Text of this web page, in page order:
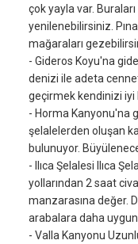
çok yayla var.
yenilenebilirsiniz.
mağaraları
- Gideros Koyu'na
denizi ile adeta
geçirmek kendinizi iyi
- Horma Kanyonu'na
şelalelerden oluşan
bulunuyor.
- Ilıca Şelalesi Ilıca
yollarından 2 saat
manzarasına değer.
arabalara daha
- Valla Kanyonu